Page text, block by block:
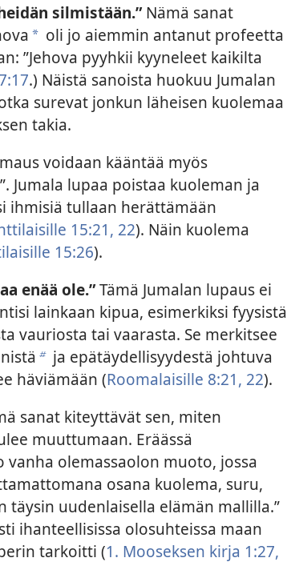
silmistään.”Nämä sanat
a oli jo aiemmin antanut profeetta
”Jehova pyyhkii kyyneleet kaikilta
.) Näistä sanoista huokuu Jumalan
surevat jonkun läheisen kuolemaa
takia.
voidaan kääntää myös
Jumala lupaa poistaa kuoleman ja
ihmisiä tullaan herättämään
15:21, 22). Näin kuolema
15:26).
enää ole.”Tämä Jumalan lupaus ei
lainkaan kipua, esimerkiksi fyysistä
vauriosta tai vaarasta. Se merkitsee
b ja epätäydellisyydestä johtuva
häviämään (Roomalaisille 8:21, 22).
sanat kiteyttävät sen, miten
muuttumaan. Eräässä
vanha olemassaolon muoto, jossa
osana kuolema, suru,
täysin uudenlaisella elämän mallilla.”
ihanteellisissa olosuhteissa maan
tarkoitti (1. Mooseksen kirja 1:27,